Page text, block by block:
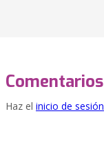
Comentarios
Haz el inicio de sesión